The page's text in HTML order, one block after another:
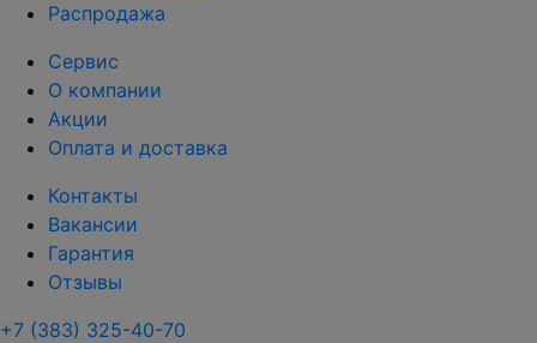
Распродажа
Сервис
О компании
Акции
Оплата и доставка
Контакты
Вакансии
Гарантия
Отзывы
+7 (383) 325-40-70